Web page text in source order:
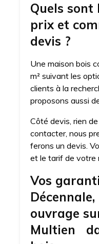
Quels
prix et
devis ?
Une maison bois
m² suivant les
clients à la
proposons aussi
Côté devis, rien
contacter, nous
ferons un devis.
et le tarif de votre
Vos
ouvrage
Multien